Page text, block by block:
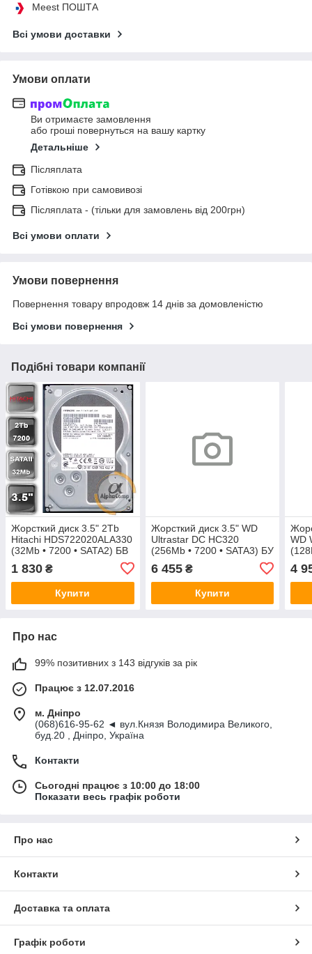
Meest ПОШТА
Всі умови доставки
Умови оплати
Ви отримаєте замовлення
або гроші повернуться на вашу картку
Детальніше
Післяплата
Готівкою при самовивозі
Післяплата - (тільки для замовлень від 200грн)
Всі умови оплати
Умови повернення
Повернення товару впродовж 14 днів за домовленістю
Всі умови повернення
Подібні товари компанії
Жорсткий диск 3.5" 2Tb
Hitachi HDS722020ALA330
(32Mb • 7200 • SATA2) БВ
1 830 ₴
Купити
Жорсткий диск 3.5" WD
Ultrastar DC HC320
(256Mb • 7200 • SATA3) БУ
6 455₴
Купити
WD
4
Про нас
99% позитивних з 143 відгуків за рік
Працює з 12.07.2016
м. Дніпро
(068)616-95-62 ◄ вул.Князя Володимира Великого,
буд.20 , Дніпро, Україна
Контакти
Сьогодні працює з 10:00 до 18:00
Показати весь графік роботи
Про нас
Контакти
Доставка та оплата
Графік роботи